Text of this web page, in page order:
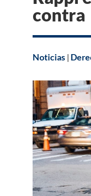
contra
Noticias|